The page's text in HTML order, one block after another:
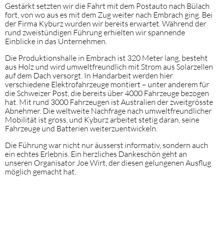
Gestärkt setzten wir die Fahrt mit dem Postauto nach Bülach
fort, von wo aus es mit dem Zug weiter nach Embrach ging. Bei
der Firma Kyburz wurden wir bereits erwartet. Während der
rund zweistündigen Führung erhielten wir spannende
Einblicke in das Unternehmen.
Die Produktionshalle in Embrach ist 320 Meter lang, besteht
aus Holz und wird umweltfreundlich mit Strom aus Solarzellen
auf dem Dach versorgt. In Handarbeit werden hier
verschiedene Elektrofahrzeuge montiert – unter anderem für
die Schweizer Post, die bereits über 4000 Fahrzeuge bezogen
hat. Mit rund 3000 Fahrzeugen ist Australien der zweitgrösste
Abnehmer. Die weltweite Nachfrage nach umweltfreundlicher
Mobilität ist gross, und Kyburz arbeitet stetig daran, seine
Fahrzeuge und Batterien weiterzuentwickeln.
Die Führung war nicht nur äusserst informativ, sondern auch
ein echtes Erlebnis. Ein herzliches Dankeschön geht an
unseren Organisator Joe Wirt, der diesen gelungenen Ausflug
möglich gemacht hat.